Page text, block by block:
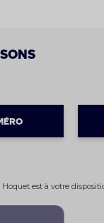
est à votre